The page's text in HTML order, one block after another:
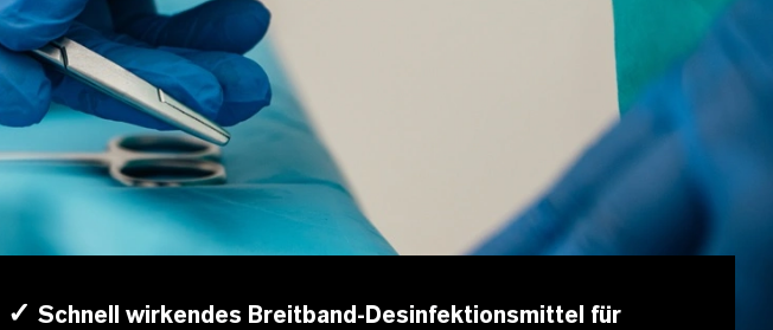
✓ Schnell wirkendes Breitband-Desinfektionsmittel für